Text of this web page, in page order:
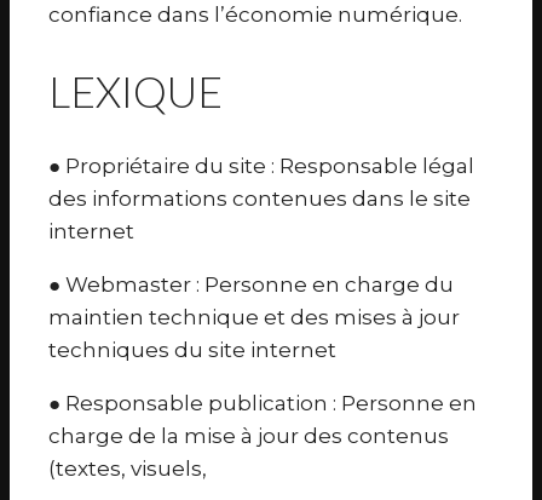
confiance dans l’économie numérique.
LEXIQUE
● Propriétaire du site : Responsable légal
des informations contenues dans le site
internet
● Webmaster : Personne en charge du
maintien technique et des mises à jour
techniques du site internet
● Responsable publication : Personne en
charge de la mise à jour des contenus
(textes, visuels,